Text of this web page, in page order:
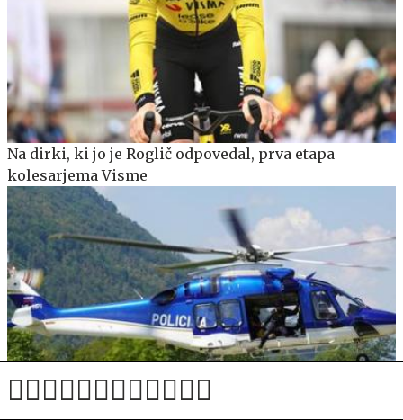
Na dirki, ki jo je Roglič odpovedal, prva etapa
kolesarjema Visme